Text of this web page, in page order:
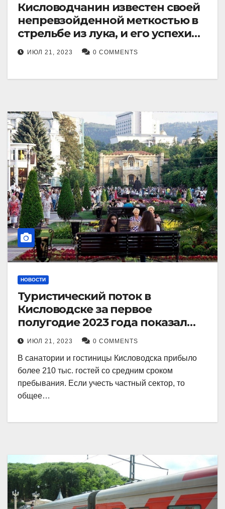
Кисловодчанин известен своей
непревзойденной меткостью в
стрельбе из лука, и его успехи
прославили его в
Ставропольском крае.
ИЮЛ 21, 2023 0 COMMENTS
НОВОСТИ
Туристический поток в
Кисловодске за первое
полугодие 2023 года показал
рекордный рост в 21 процент.
ИЮЛ 21, 2023 0 COMMENTS
В санатории и гостиницы Кисловодска прибыло
более 210 тыс. гостей со средним сроком
пребывания. Если учесть частный сектор, то
общее…